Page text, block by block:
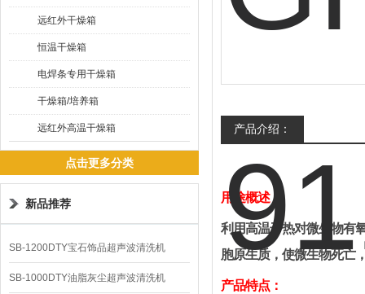
远红外干燥箱
恒温干燥箱
电焊条专用干燥箱
干燥箱/培养箱
远红外高温干燥箱
点击更多分类
新品推荐
SB-1200DTY宝石饰品超声波清洗机
SB-1000DTY油脂灰尘超声波清洗机
产品介绍：
用途概述：
利用高温干热对微生物有
胞原生质，使微生物死亡
产品特点：